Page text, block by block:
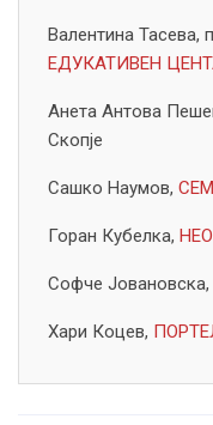
Валентина Тасева,
ЕДУКАТИВЕН
Анета Антова
Скопје
Сашко Наумов,
Горан Кубелка,
Софче Јовановска,
Хари Коцев,